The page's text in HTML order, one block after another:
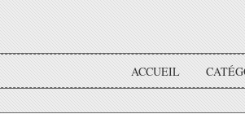
ACCUEIL